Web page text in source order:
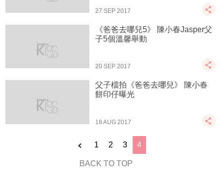
27 SEP 2017
《爸爸去哪兒5》 陳小春Jasper父
子5個溫馨舉動
20 SEP 2017
父子檔拍《爸爸去哪兒》 陳小春
餅印仔曝光
18 AUG 2017
1 2 3 4
BACK TO TOP